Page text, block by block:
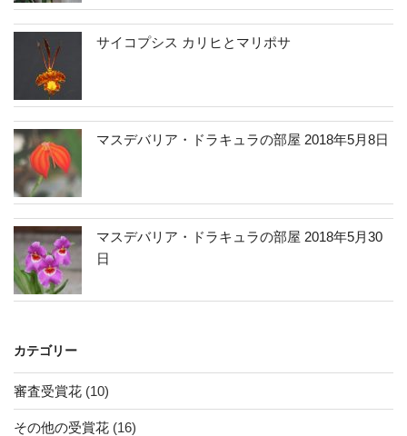
サイコプシス カリヒとマリポサ
マスデバリア・ドラキュラの部屋 2018年5月8日
マスデバリア・ドラキュラの部屋 2018年5月30
日
カテゴリー
審査受賞花 (10)
その他の受賞花 (16)